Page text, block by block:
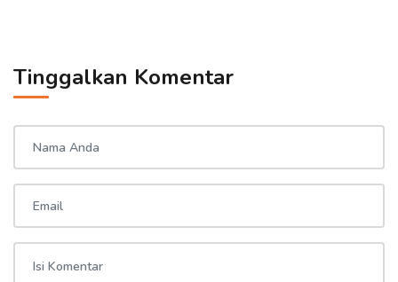
Tinggalkan Komentar